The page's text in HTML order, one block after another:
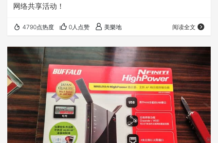
网络共享活动！
4790点热度 0人点赞 美樂地 阅读全文